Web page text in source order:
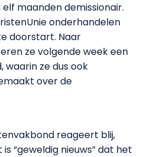
maanden demissionair.
onderhandelen
doorstart. Naar
ze volgende week een
waarin ze dus ook
over de
reageert blij,
“geweldig nieuws” dat het